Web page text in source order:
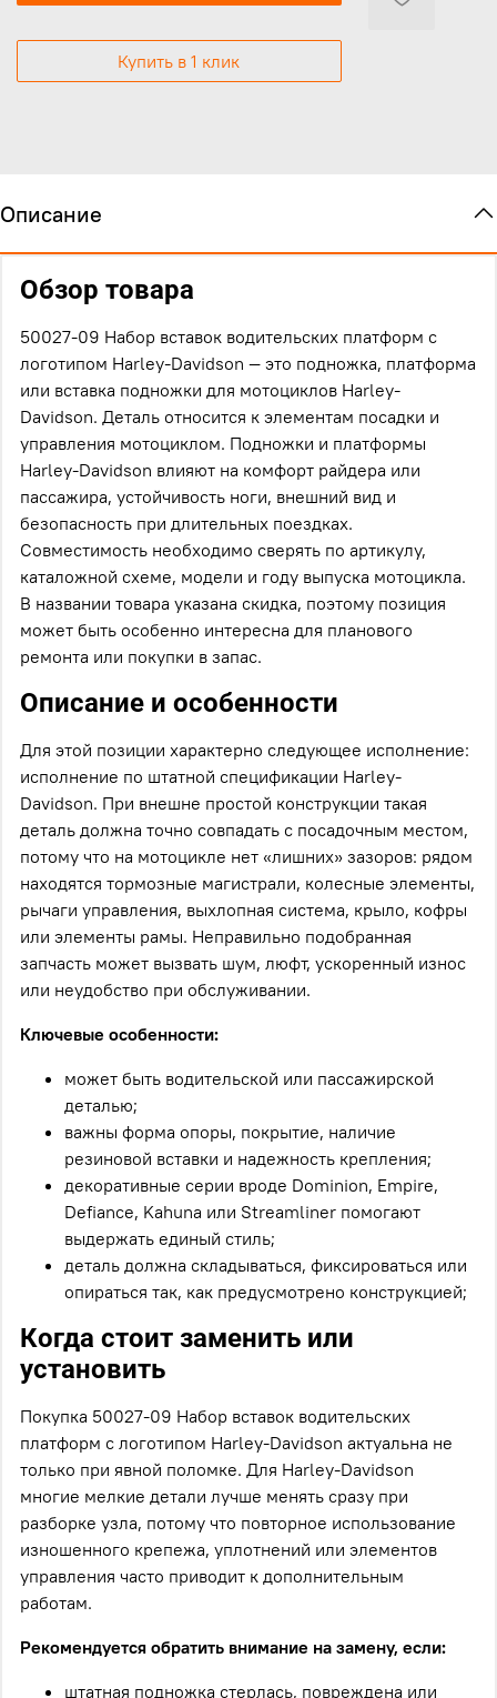
Купить в 1 клик
Описание
Обзор товара
50027-09 Набор вставок водительских платформ с
логотипом Harley-Davidson — это подножка, платформа
или вставка подножки для мотоциклов Harley-
Davidson. Деталь относится к элементам посадки и
управления мотоциклом. Подножки и платформы
Harley-Davidson влияют на комфорт райдера или
пассажира, устойчивость ноги, внешний вид и
безопасность при длительных поездках.
Совместимость необходимо сверять по артикулу,
каталожной схеме, модели и году выпуска мотоцикла.
В названии товара указана скидка, поэтому позиция
может быть особенно интересна для планового
ремонта или покупки в запас.
Описание и особенности
Для этой позиции характерно следующее исполнение:
исполнение по штатной спецификации Harley-
Davidson. При внешне простой конструкции такая
деталь должна точно совпадать с посадочным местом,
потому что на мотоцикле нет «лишних» зазоров: рядом
находятся тормозные магистрали, колесные элементы,
рычаги управления, выхлопная система, крыло, кофры
или элементы рамы. Неправильно подобранная
запчасть может вызвать шум, люфт, ускоренный износ
или неудобство при обслуживании.
Ключевые особенности:
может быть водительской или пассажирской
деталью;
важны форма опоры, покрытие, наличие
резиновой вставки и надежность крепления;
декоративные серии вроде Dominion, Empire,
Defiance, Kahuna или Streamliner помогают
выдержать единый стиль;
деталь должна складываться, фиксироваться или
опираться так, как предусмотрено конструкцией;
Когда стоит заменить или
установить
Покупка 50027-09 Набор вставок водительских
платформ с логотипом Harley-Davidson актуальна не
только при явной поломке. Для Harley-Davidson
многие мелкие детали лучше менять сразу при
разборке узла, потому что повторное использование
изношенного крепежа, уплотнений или элементов
управления часто приводит к дополнительным
работам.
Рекомендуется обратить внимание на замену, если:
штатная подножка стерлась, повреждена или